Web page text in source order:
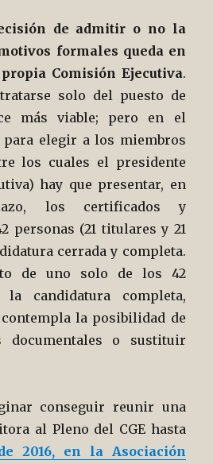
de admitir o no la
formales queda en
Comisión Ejecutiva.
solo del puesto de
más viable; pero en el
elegir a los miembros
los cuales el presidente
hay que presentar, en
los certificados y
personas (21 titulares y 21
cerrada y completa.
de uno solo de los 42
la candidatura completa,
la posibilidad de
documentales o sustituir
conseguir reunir una
al Pleno del CGE hasta
2016, en la Asociación